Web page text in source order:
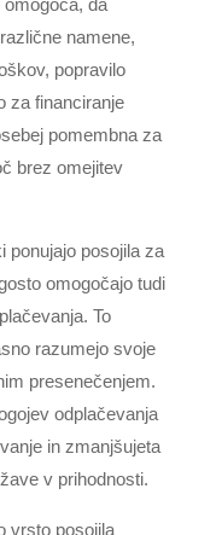
da
namene,
popravilo
za financiranje
pomembna za
brez omejitev
ponujajo posojila za
omogočajo tudi
To
razumejo svoje
presenečenjem.
odplačevanja
in zmanjšujeta
v prihodnosti.
vrsto posojila